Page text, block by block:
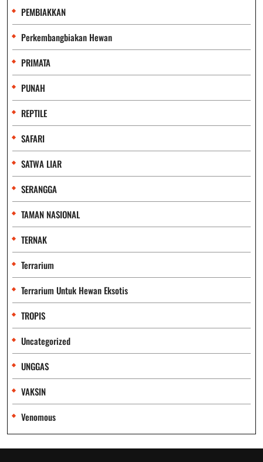
PEMBIAKKAN
Perkembangbiakan Hewan
PRIMATA
PUNAH
REPTILE
SAFARI
SATWA LIAR
SERANGGA
TAMAN NASIONAL
TERNAK
Terrarium
Terrarium Untuk Hewan Eksotis
TROPIS
Uncategorized
UNGGAS
VAKSIN
Venomous